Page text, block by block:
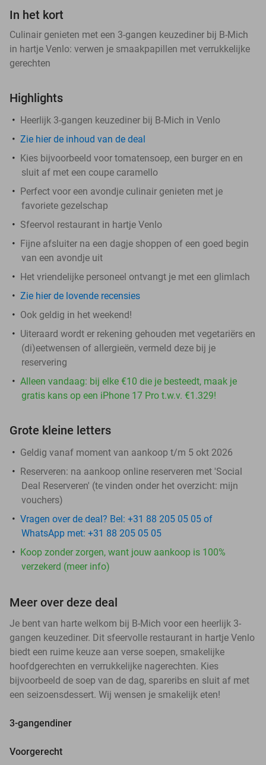
In het kort
Culinair genieten met een 3-gangen keuzediner bij B-Mich
in hartje Venlo: verwen je smaakpapillen met verrukkelijke
gerechten
Highlights
Heerlijk 3-gangen keuzediner bij B-Mich in Venlo
Zie hier de inhoud van de deal
Kies bijvoorbeeld voor tomatensoep, een burger en en
sluit af met een coupe caramello
Perfect voor een avondje culinair genieten met je
favoriete gezelschap
Sfeervol restaurant in hartje Venlo
Fijne afsluiter na een dagje shoppen of een goed begin
van een avondje uit
Het vriendelijke personeel ontvangt je met een glimlach
Zie hier de lovende recensies
Ook geldig in het weekend!
Uiteraard wordt er rekening gehouden met vegetariërs en
(di)eetwensen of allergieën, vermeld deze bij je
reservering
Alleen vandaag: bij elke €10 die je besteedt, maak je
gratis kans op een iPhone 17 Pro t.w.v. €1.329!
Grote kleine letters
Geldig vanaf moment van aankoop t/m 5 okt 2026
Reserveren: na aankoop online reserveren met 'Social
Deal Reserveren' (te vinden onder het overzicht: mijn
vouchers)
Vragen over de deal? Bel: +31 88 205 05 05 of
WhatsApp met: +31 88 205 05 05
Koop zonder zorgen, want jouw aankoop is 100%
verzekerd (meer info)
Meer over deze deal
Je bent van harte welkom bij B-Mich voor een heerlijk 3-
gangen keuzediner. Dit sfeervolle restaurant in hartje Venlo
biedt een ruime keuze aan verse soepen, smakelijke
hoofdgerechten en verrukkelijke nagerechten. Kies
bijvoorbeeld de soep van de dag, spareribs en sluit af met
een seizoensdessert. Wij wensen je smakelijk eten!
3-gangendiner
Voorgerecht